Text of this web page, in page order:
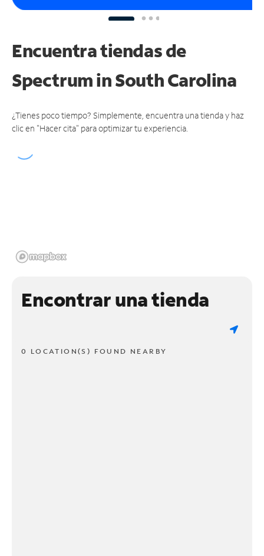
Encuentra tiendas de
Spectrumin South Carolina
¿Tienes poco tiempo? Simplemente, encuentra una tienda y haz
clic en "Hacer cita" para optimizar tu experiencia.
Encontrar una tienda
0 LOCATION(S) FOUND NEARBY